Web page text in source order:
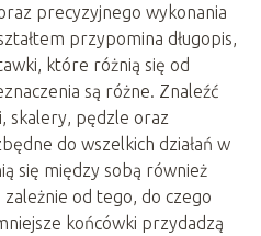
precyzyjnego wykonania
przypomina długopis,
które różnią się od
są różne. Znaleźć
skalery, pędzle oraz
do wszelkich działań w
się między sobą również
od tego, do czego
końcówki przydadzą